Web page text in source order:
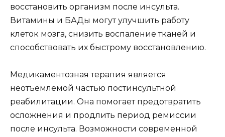
восстановить организм после инсульта.
Витамины и БАДы могут улучшить работу
клеток мозга, снизить воспаление тканей и
способствовать их быстрому восстановлению.
Медикаментозная терапия является
неотъемлемой частью постинсультной
реабилитации. Она помогает предотвратить
осложнения и продлить период ремиссии
после инсульта. Возможности современной